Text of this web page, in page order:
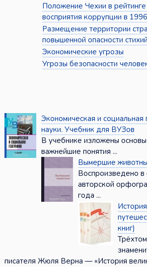
Положение Чехии в
восприятия коррупции в
Размещение территории
повышенной опасности
Экономические угрозы
Угрозы безопасности
Экономическая и
науки. Учебник для ВУЗов
В учебнике изложены основы
важнейшие понятия ...
Вымершие
Воспроизведено в
авторской
года ...
книг)
писателя Жюля Верна — «История